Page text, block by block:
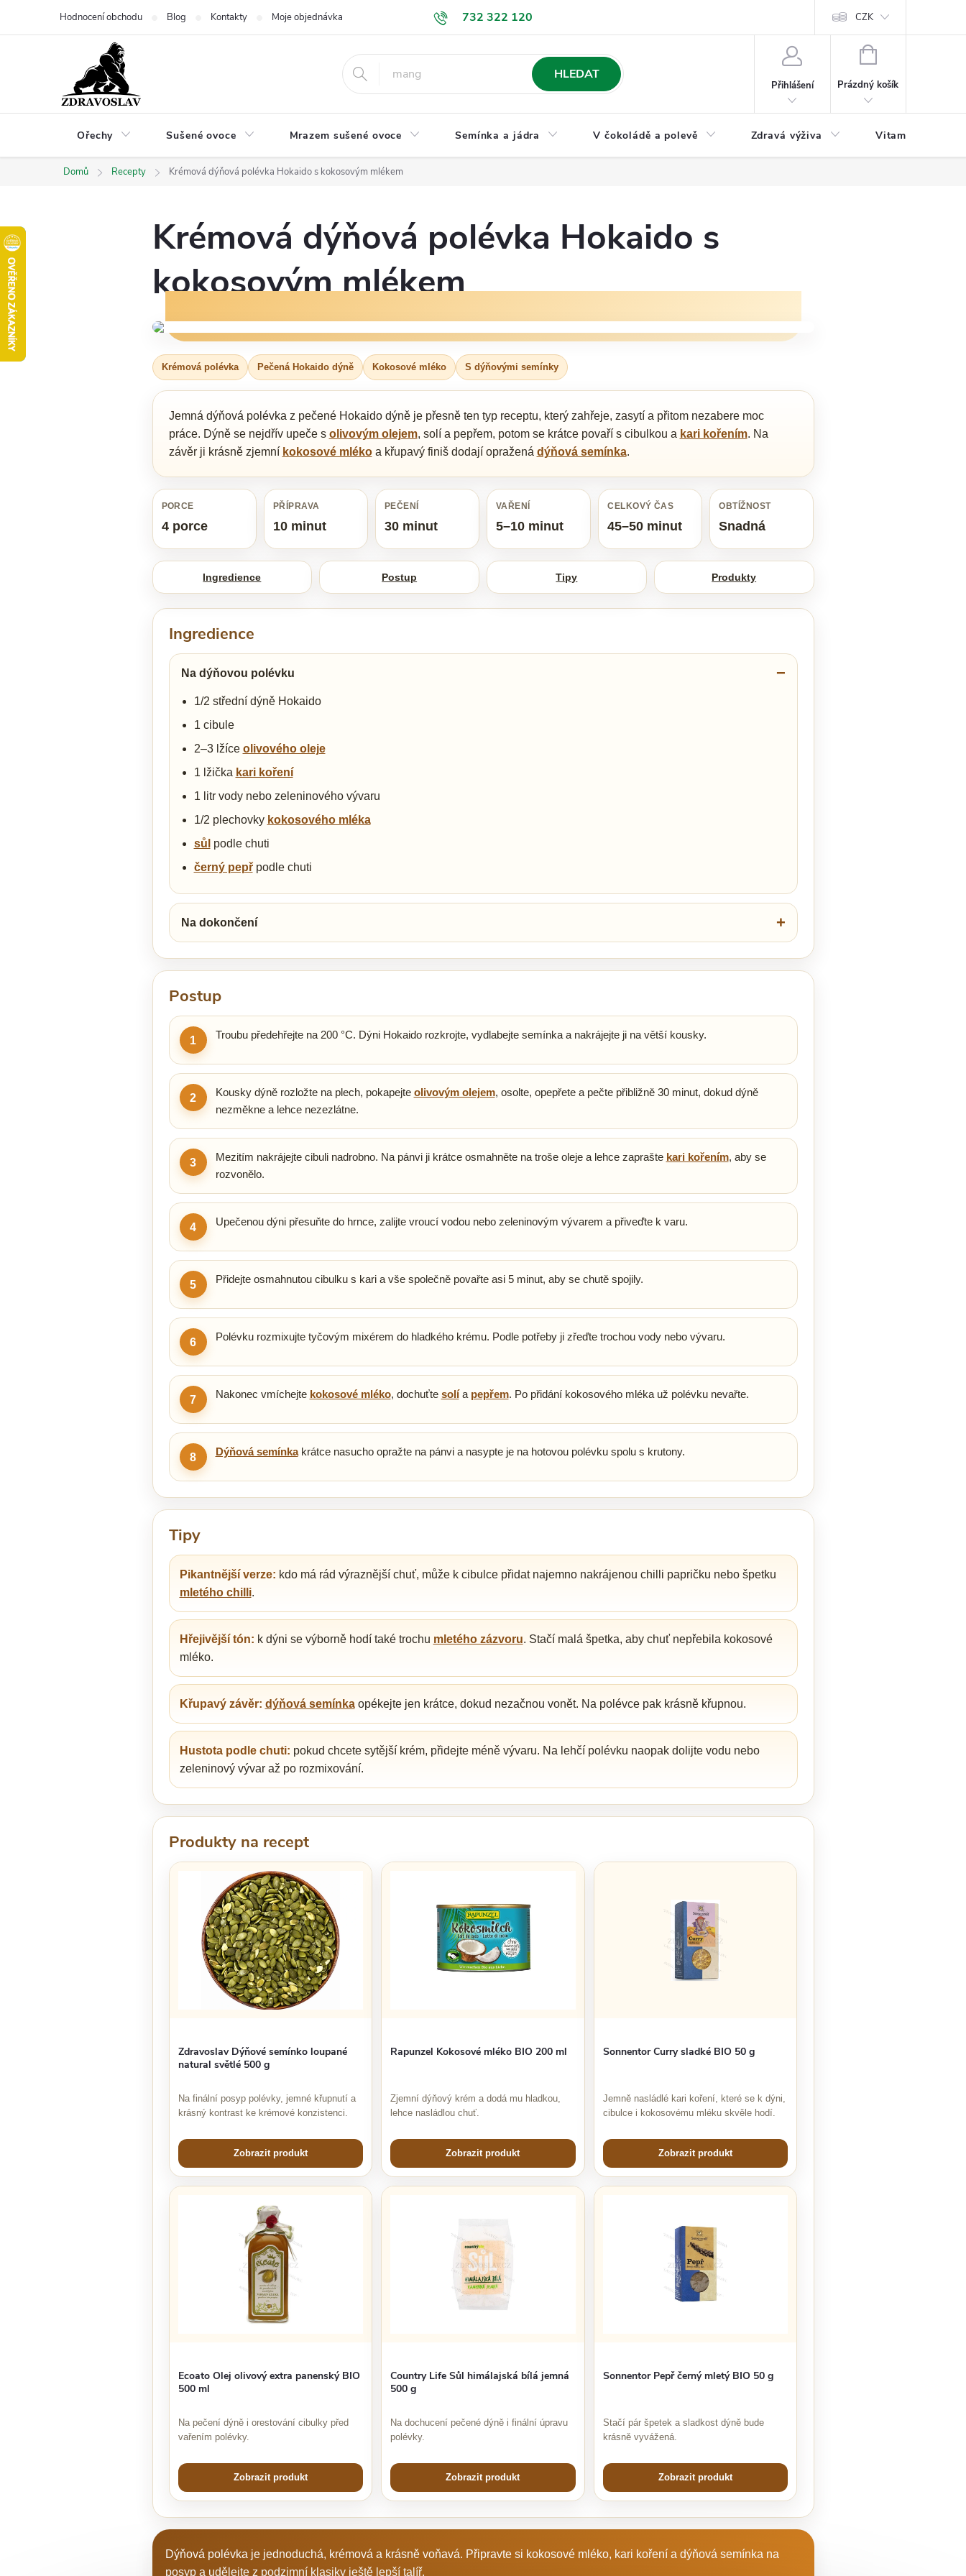
732 322 120
Hodnocení obchodu Blog Kontakty Moje objednávka GDPR a ochrana osobních údajů Jak nakupovat Formulář pro odstoupení od
CZK
HLEDAT
Přihlášení
NÁKUPNÍ
Prázdný košík
Ořechy Sušené ovoce Mrazem sušené ovoce Semínka a jádra V čokoládě a polevě Zdravá výživa Vitamíny a
Domů Recepty Krémová dýňová polévka Hokaido s kokosovým mlékem
Krémová dýňová polévka Hokaido s
kokosovým mlékem
Krémová polévka Pečená Hokaido dýně Kokosové mléko S dýňovými semínky
Jemná dýňová polévka z pečené Hokaido dýně je přesně ten typ receptu, který zahřeje, zasytí a přitom nezabere moc
práce. Dýně se nejdřív upeče s olivovým olejem, solí a pepřem, potom se krátce povaří s cibulkou a kari kořením. Na
závěr ji krásně zjemní kokosové mlékoa křupavý finiš dodají opražená dýňová semínka.
PORCE
4 porce
PŘÍPRAVA
10 minut
PEČENÍ
30 minut
VAŘENÍ
5–10 minut
CELKOVÝ ČAS
45–50 minut
OBTÍŽNOST
Snadná
Ingredience Postup Tipy Produkty
Ingredience
Na dýňovou polévku
1/2 střední dýně Hokaido
1 cibule
2–3 lžíce olivového oleje
1 lžička kari koření
1 litr vody nebo zeleninového vývaru
1/2 plechovky kokosového mléka
sůl podle chuti
černý pepřpodle chuti
Na dokončení
Postup
1 Troubu předehřejte na 200 °C. Dýni Hokaido rozkrojte, vydlabejte semínka a nakrájejte ji na větší kousky.
2 Kousky dýně rozložte na plech, pokapejte olivovým olejem, osolte, opepřete a pečte přibližně 30 minut, dokud dýně
nezměkne a lehce nezezlátne.
3 Mezitím nakrájejte cibuli nadrobno. Na pánvi ji krátce osmahněte na troše oleje a lehce zaprašte kari kořením, aby se
rozvonělo.
4 Upečenou dýni přesuňte do hrnce, zalijte vroucí vodou nebo zeleninovým vývarem a přiveďte k varu.
5 Přidejte osmahnutou cibulku s kari a vše společně povařte asi 5 minut, aby se chutě spojily.
6 Polévku rozmixujte tyčovým mixérem do hladkého krému. Podle potřeby ji zřeďte trochou vody nebo vývaru.
7 Nakonec vmíchejte kokosové mléko, dochuťte solía pepřem. Po přidání kokosového mléka už polévku nevařte.
8 Dýňová semínkakrátce nasucho opražte na pánvi a nasypte je na hotovou polévku spolu s krutony.
Tipy
Pikantnější verze: kdo má rád výraznější chuť, může k cibulce přidat najemno nakrájenou chilli papričku nebo špetku
mletého chilli.
Hřejivější tón: k dýni se výborně hodí také trochu mletého zázvoru. Stačí malá špetka, aby chuť nepřebila kokosové
mléko.
Křupavý závěr: dýňová semínkaopékejte jen krátce, dokud nezačnou vonět. Na polévce pak krásně křupnou.
Hustota podle chuti: pokud chcete sytější krém, přidejte méně vývaru. Na lehčí polévku naopak dolijte vodu nebo
zeleninový vývar až po rozmixování.
Produkty na recept
Zdravoslav Dýňové semínko loupané
natural světlé 500 g
Na finální posyp polévky, jemné křupnutí a
krásný kontrast ke krémové konzistenci.
Zobrazit produkt
Rapunzel Kokosové mléko BIO 200 ml
Zjemní dýňový krém a dodá mu hladkou,
lehce nasládlou chuť.
Zobrazit produkt
Sonnentor Curry sladké BIO 50 g
Jemně nasládlé kari koření, které se k dýni,
cibulce i kokosovému mléku skvěle hodí.
Zobrazit produkt
Ecoato Olej olivový extra panenský BIO
500 ml
Na pečení dýně i orestování cibulky před
vařením polévky.
Zobrazit produkt
Country Life Sůl himálajská bílá jemná
500 g
Na dochucení pečené dýně i finální úpravu
polévky.
Zobrazit produkt
Sonnentor Pepř černý mletý BIO 50 g
Stačí pár špetek a sladkost dýně bude
krásně vyvážená.
Zobrazit produkt
Dýňová polévka je jednoduchá, krémová a krásně voňavá. Připravte si kokosové mléko, kari koření a dýňová semínka na
posyp a udělejte z podzimní klasiky ještě lepší talíř.